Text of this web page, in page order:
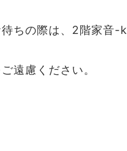
待ちの際は、2階家音-k
遠慮ください。